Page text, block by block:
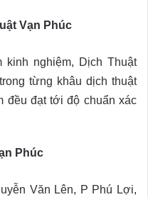
Vạn Phúc
nghiệm, Dịch Thuật
từng khâu dịch thuật
đều đạt tới độ chuẩn xác
Phúc
Văn Lên, P Phú Lợi,